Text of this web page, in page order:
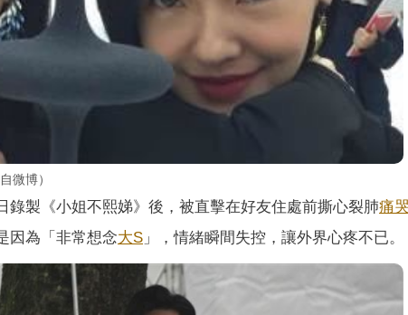
微博）
錄製《小姐不熙娣》後，被直擊在好友住處前撕心裂肺痛
因為「非常想念大S 」，情緒瞬間失控，讓外界心疼不已。